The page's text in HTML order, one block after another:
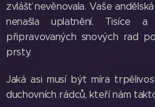
zvlášť nevěnovala. Vaše
nenašla uplatnění. Tisíce
připravovaných snových rad
prsty.
Jaká asi musí být míra
duchovních rádců, kteří nám